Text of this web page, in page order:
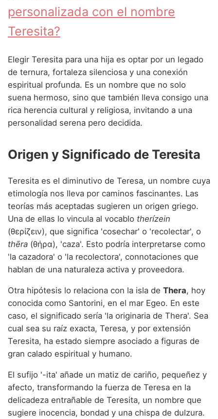
Nombres de Niña que empiezan por L
Nombres de Niña que empiezan por M
Nombres de Niña que empiezan por O
Nombres de Niña que empiezan por P
Nombres de Niña que empiezan por Q
Nombres de Niña que empiezan por R
Nombres de Niña que empiezan por T
Nombres de Niña que empiezan por U
Nombres de Niña que empiezan por V
Nombres de Niña que empiezan por W
Nombres de Niña que empiezan por X
Nombres de Niña que empiezan por Y
Nombres de Niña que empiezan por Z
Nombres de Niña Marroquies
Nombres de Niña Portugueses
Nombres de Niña Rusos
Nombres de Niña Suecos
Nombres de Niña Extremeños
Nombres de Niña Murcianos
Nombres de Niña Navarros
Nombres de Niña Riojanos
Nombres de Niña Valencianos
personalizada con el nombre
Teresita?
Elegir Teresita para una hija es optar por un legado
de ternura, fortaleza silenciosa y una conexión
espiritual profunda. Es un nombre que no solo
suena hermoso, sino que también lleva consigo una
rica herencia cultural y religiosa, invitando a una
personalidad serena pero decidida.
Origen y Significado de Teresita
Teresita es el diminutivo de Teresa, un nombre cuya
etimología nos lleva por caminos fascinantes. Las
teorías más aceptadas sugieren un origen griego.
Una de ellas lo vincula al vocablo therízein
(θερίζειν), que significa 'cosechar' o 'recolectar', o
thēra (θήρα), 'caza'. Esto podría interpretarse como
'la cazadora' o 'la recolectora', connotaciones que
hablan de una naturaleza activa y proveedora.
Otra hipótesis lo relaciona con la isla de Thera, hoy
conocida como Santorini, en el mar Egeo. En este
caso, el significado sería 'la originaria de Thera'. Sea
cual sea su raíz exacta, Teresa, y por extensión
Teresita, ha estado siempre asociado a figuras de
gran calado espiritual y humano.
El sufijo '-ita' añade un matiz de cariño, pequeñez y
afecto, transformando la fuerza de Teresa en la
delicadeza entrañable de Teresita, un nombre que
sugiere inocencia, bondad y una chispa de dulzura.